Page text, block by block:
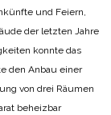
und Feiern,
der letzten Jahre
konnte das
den Anbau einer
von drei Räumen
beheizbar